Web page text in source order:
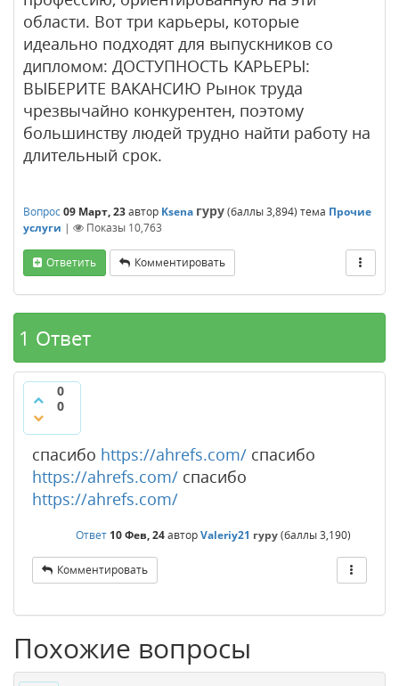
области. Вот три карьеры, которые
идеально подходят для выпускников со
дипломом: ДОСТУПНОСТЬ КАРЬЕРЫ:
ВЫБЕРИТЕ ВАКАНСИЮ Рынок труда
чрезвычайно конкурентен, поэтому
большинству людей трудно найти работу на
длительный срок.
Вопрос09 Март, 23автор Ksena гуру(баллы3,894) тема Прочие
услуги | Показы 10,763
Ответить Комментировать
1 Ответ
0
0
спасибо https://ahrefs.com/ спасибо
https://ahrefs.com/ спасибо
https://ahrefs.com/
Ответ 10 Фев, 24авторValeriy21 гуру(баллы3,190)
Комментировать
Похожие вопросы